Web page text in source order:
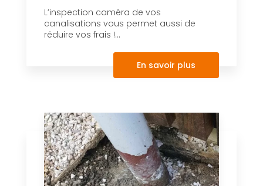
L’inspection caméra de vos
canalisations vous permet aussi de
réduire vos frais !...
En savoir plus